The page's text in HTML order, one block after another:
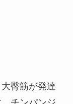
臀筋が発達